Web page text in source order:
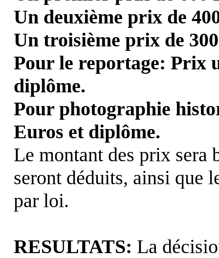
Un deuxième prix de
Un troisième prix de
Pour le reportage: Prix
diplôme.
Pour photographie
Euros et diplôme.
Le montant des prix sera
seront déduits, ainsi que
par loi.
RESULTATS: La